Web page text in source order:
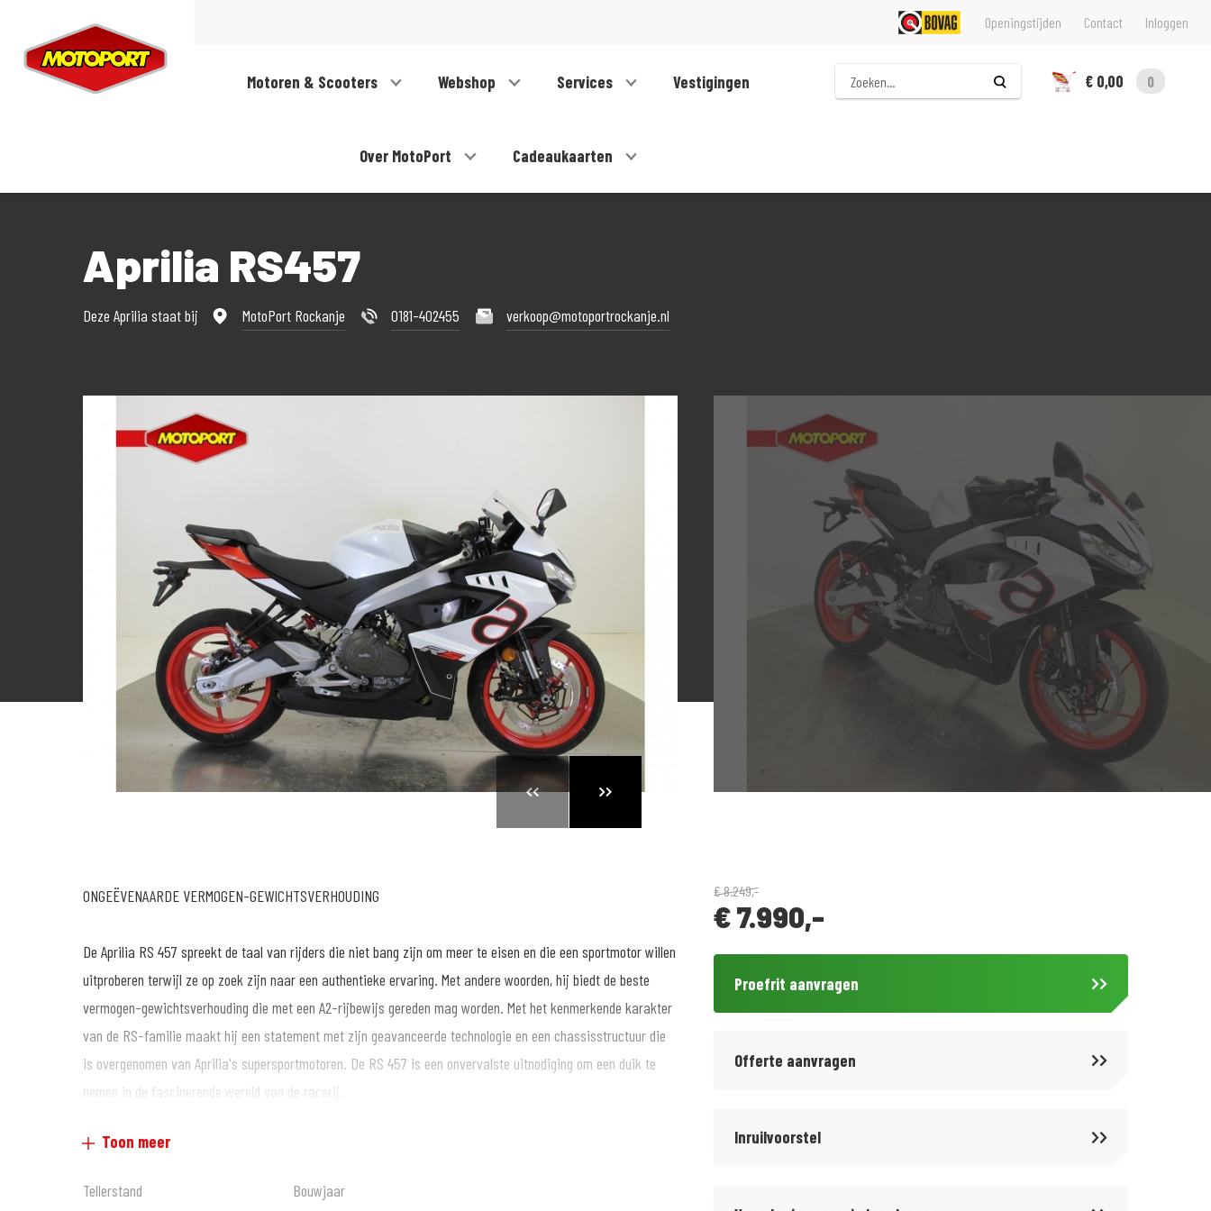
Openingstijden Contact Inloggen
Motoren & Scooters Webshop Services Vestigingen
Over MotoPort Cadeaukaarten
Zoeken
€ 0,00
0
Aprilia RS457
Deze Aprilia staat bij MotoPort Rockanje 0181-402455 verkoop@motoportrockanje.nl
ONGEËVENAARDE VERMOGEN-GEWICHTSVERHOUDING
De Aprilia RS 457 spreekt de taal van rijders die niet bang zijn om meer te eisen en die een sportmotor willen
uitproberen terwijl ze op zoek zijn naar een authentieke ervaring. Met andere woorden, hij biedt de beste
vermogen-gewichtsverhouding die met een A2-rijbewijs gereden mag worden. Met het kenmerkende karakter
van de RS-familie maakt hij een statement met zijn geavanceerde technologie en een chassisstructuur die
is overgenomen van Aprilia's supersportmotoren. De RS 457 is een onvervalste uitnodiging om een duik te
nemen in de fascinerende wereld van de racerij.
Alle inruil mogelijk ! Auto/Camper/Motor/Scooter
Vragen over deze motor ? App de verkoopafdeling op nr: 06-21951986 of bel 0181-402455 !!
Toon meer
Tellerstand
Bouwjaar
€8.249,-
€7.990,-
Proefrit aanvragen
Offerte aanvragen
Inruilvoorstel